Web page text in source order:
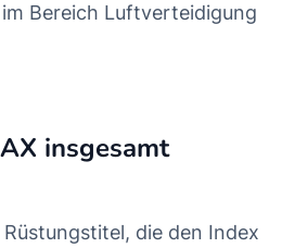
Bereich Luftverteidigung
insgesamt
die den Index